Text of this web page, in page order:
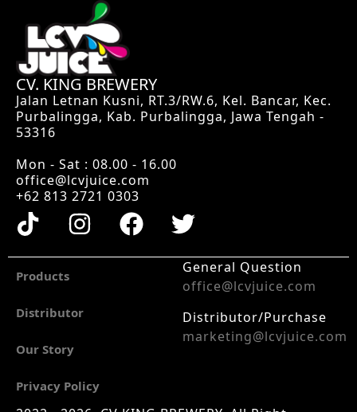
CV. KING BREWERY
Jalan Letnan Kusni, RT.3/RW.6, Kel. Bancar, Kec.
Purbalingga, Kab. Purbalingga, Jawa Tengah -
53316
Mon - Sat : 08.00 - 16.00
office@lcvjuice.com
+62 813 2721 0303
Products
Distributor
Our Story
Privacy Policy
General Question
office@lcvjuice.com
Distributor/Purchase
marketing@lcvjuice.com